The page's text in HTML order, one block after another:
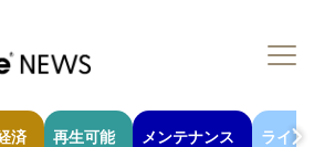
済 再生可能 メンテナンス ライフ